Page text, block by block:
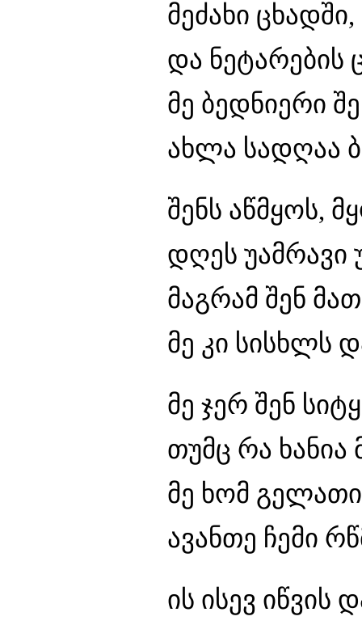
მეძახი
და ნეტარების
მე ბედნიერი
ახლა სადღაა
შენს აწმყოს,
დღეს უამრავი
მაგრამ შენ
მე კი სისხლს
მე ჯერ შენ
თუმც რა
მე ხომ
ავანთე ჩემი
ის ისევ იწვის